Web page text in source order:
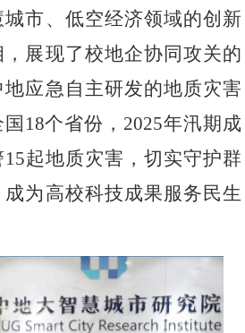
市、低空经济领域的创新
展现了校地企协同攻关的
应急自主研发的地质灾害
18个省份，2025年汛期成
起地质灾害，切实守护群
为高校科技成果服务民生